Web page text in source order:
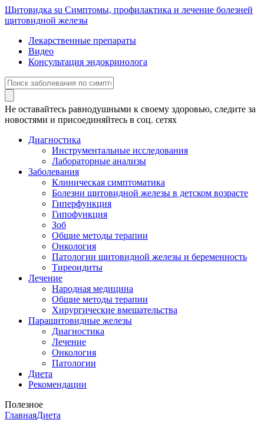
Щитовидка su Симптомы, профилактика и лечение болезней
щитовидной железы
Лекарственные препараты
Видео
Консультация эндокринолога
Не оставайтесь равнодушными к своему здоровью, следите за
новостями и присоединяйтесь в соц. сетях
Диагностика
Инструментальные исследования
Лабораторные анализы
Заболевания
Клиническая симптоматика
Болезни щитовидной железы в детском возрасте
Гиперфункция
Гипофункция
Зоб
Общие методы терапии
Онкология
Патологии щитовидной железы и беременность
Тиреоидиты
Лечение
Народная медицина
Общие методы терапии
Хирургические вмешательства
Паращитовидные железы
Диагностика
Лечение
Онкология
Патологии
Диета
Рекомендации
Полезное
ГлавнаяДиета